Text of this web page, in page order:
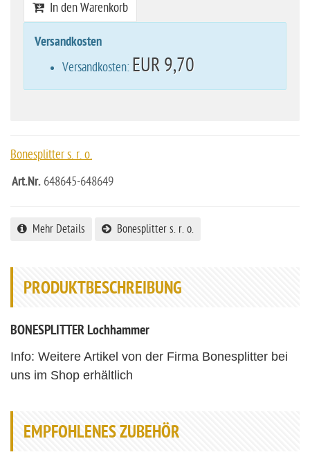
In den Warenkorb
Versandkosten
Versandkosten: EUR 9,70
Bonesplitter s. r. o.
Art.Nr. 648645-648649
Mehr Details Bonesplitter s. r. o.
PRODUKTBESCHREIBUNG
BONESPLITTER Lochhammer
Info: Weitere Artikel von der Firma Bonesplitter bei
uns im Shop erhältlich
EMPFOHLENES ZUBEHÖR